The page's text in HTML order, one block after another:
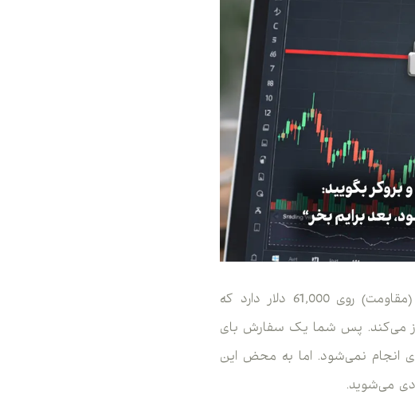
مثال: فرض کنید قیمت بیت‌کوین الان 60,000 دلار است، اما یک سد محکم (مقاومت) روی 61,000 دلار دارد که
می‌کند. پس شما یک سفارش بای
تا وقتی قیمت به 61,050 نرسد، هیچ خریدی انجام نمی‌شود. اما به محض این
می‌شوید.